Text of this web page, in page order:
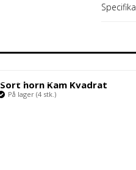
Sort horn Kam Kvadrat
På lager (4 stk.)